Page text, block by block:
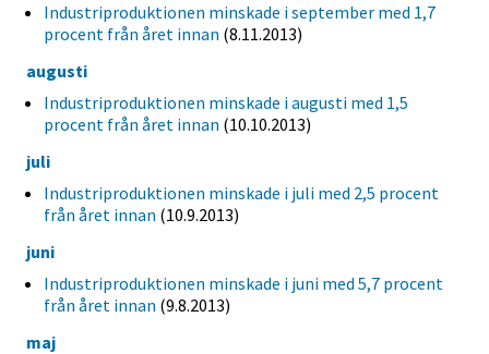
Industriproduktionen minskade i september med 1,7
procent från året innan (8.11.2013)
augusti
Industriproduktionen minskade i augusti med 1,5
procent från året innan (10.10.2013)
juli
Industriproduktionen minskade i juli med 2,5 procent
från året innan (10.9.2013)
juni
Industriproduktionen minskade i juni med 5,7 procent
från året innan (9.8.2013)
maj